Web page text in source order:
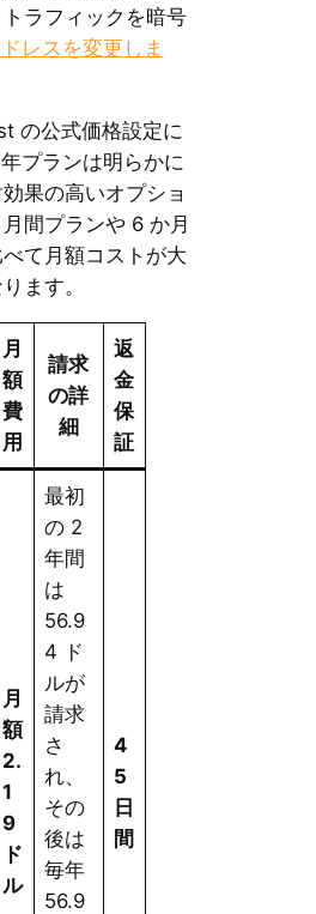
ラフィックを暗号
レスを変更しま
の公式価格設定に
プランは明らかに
果の高いオプショ
間プランや 6 か月
て月額コストが大
ます。
月
額
費
用
請求
の詳
細
返
金
保
証
月
額
2.
1
9
ド
ル
最初
の 2
年間
は
56.9
4 ド
ルが
請求
さ
れ、
その
後は
毎年
56.9
4
5
日
間